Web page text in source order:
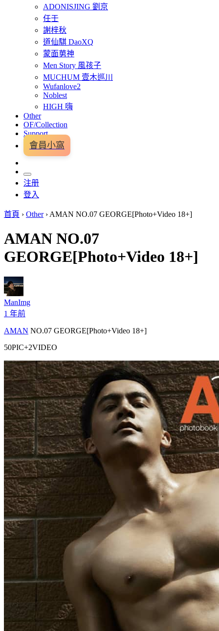
ADONISJING 劉京
任壬
謝梓秋
道仙騏 DaoXQ
蒙面莮神
Men Story 風孩子
MUCHUM 壹木巡川
Wufanlove2
Noblest
HIGH 嗨
Other
OF/Collection
Support
會員小窩
注册
登入
首頁 › Other › AMAN NO.07 GEORGE[Photo+Video 18+]
AMAN NO.07
GEORGE[Photo+Video 18+]
ManImg
1 年前
AMAN NO.07 GEORGE[Photo+Video 18+]
50PIC+2VIDEO